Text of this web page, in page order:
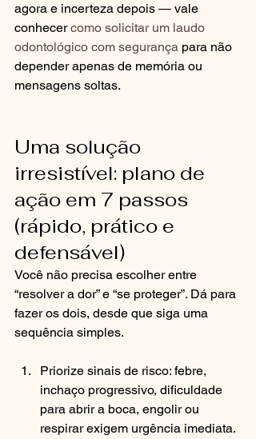
agora e incerteza depois — vale
conhecer como solicitar um laudo
odontológico com segurança para não
depender apenas de memória ou
mensagens soltas.
Uma solução
irresistível: plano de
ação em 7 passos
(rápido, prático e
defensável)
Você não precisa escolher entre
“resolver a dor” e “se proteger”. Dá para
fazer os dois, desde que siga uma
sequência simples.
Priorize sinais de risco: febre,
inchaço progressivo, dificuldade
para abrir a boca, engolir ou
respirar exigem urgência imediata.